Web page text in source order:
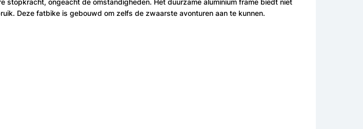
ongeacht de omstandigheden. Het duurzame aluminium frame biedt niet
Deze fatbike is gebouwd om zelfs de zwaarste avonturen aan te kunnen.